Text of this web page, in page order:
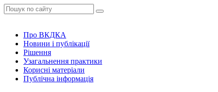
Про ВКДКА
Новини і публікації
Рішення
Узагальнення практики
Корисні матеріали
Публічна інформація